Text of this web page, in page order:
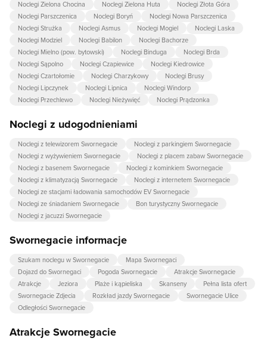
Noclegi Zielona Chocina
Noclegi Zielona Huta
Noclegi Złota Góra
Noclegi Parszczenica
Noclegi Boryń
Noclegi Nowa Parszczenica
Noclegi Strużka
Noclegi Asmus Noclegi Mogiel
Noclegi Laska
Noclegi Modziel
Noclegi Babilon
Noclegi Bachorze
Noclegi Mielno (pow. bytowski)
Noclegi Binduga
Noclegi Brda
Noclegi Sąpolno
Noclegi Czapiewice
Noclegi Kiedrowice
Noclegi Czartołomie
Noclegi Charzykowy
Noclegi Brusy
Noclegi Lipczynek
Noclegi Lipnica
Noclegi Windorp
Noclegi Przechlewo
Noclegi Nieżywięć Noclegi Prądzonka
Noclegi z udogodnieniami
Noclegi z telewizorem Swornegacie
Noclegi z parkingiem Swornegacie
Noclegi z wyżywieniem Swornegacie
Noclegi z placem zabaw Swornegacie
Noclegi z basenem Swornegacie
Noclegi z kominkiem Swornegacie
Noclegi z klimatyzacją Swornegacie
Noclegi z internetem Swornegacie
Noclegi ze stacjami ładowania samochodów EV Swornegacie
Noclegi ze śniadaniem Swornegacie
Bon turystyczny Swornegacie
Noclegi z jacuzzi Swornegacie
Swornegacie informacje
Szukam noclegu w Swornegacie
Mapa Swornegaci
Dojazd do Swornegaci
Pogoda Swornegacie
Atrakcje Swornegacie
Atrakcje
Jeziora Plaże i kąpieliska Skanseny
Pełna lista ofert
Swornegacie Zdjecia
Rozkład jazdy Swornegacie
Swornegacie Ulice
Odległości Swornegacie
Atrakcje Swornegacie